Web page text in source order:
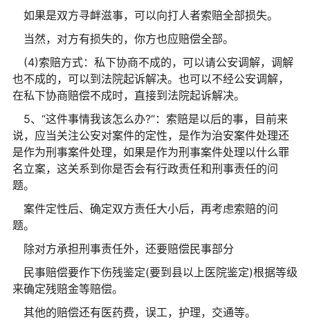
如果是双方寻衅滋事，可以向打人者索赔全部损失。
当然，对方有损失的，你方也应赔偿全部。
(4)索赔方式：私下协商不成的，可以请公安调解，调解
也不成的，可以到法院起诉解决。也可以不经公安调解，
在私下协商赔偿不成时，直接到法院起诉解决。
5、“这件事情我该怎么办?“：索赔是以后的事，目前来
说，应当关注公安对案件的定性，是作为治安案件处理还
是作为刑事案件处理，如果是作为刑事案件处理以什么罪
名立案，这关系到你是否会有行政责任和刑事责任的问
题。
案件定性后、确定双方责任大小后，再考虑索赔的问
题。
除对方承担刑事责任外，还要赔偿民事部分
民事赔偿要作下伤残鉴定(要到县以上医院鉴定)根据等级
来确定残赔金等赔偿。
其他的赔偿还有医药费，误工，护理，交通等。